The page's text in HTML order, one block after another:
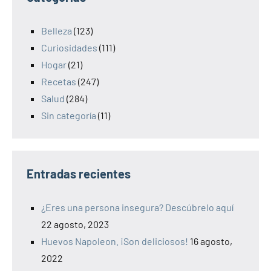
Belleza (123)
Curiosidades (111)
Hogar(21)
Recetas (247)
Salud (284)
Sin categoría (11)
Entradas recientes
¿Eres una persona insegura? Descúbrelo aquí
22 agosto, 2023
Huevos Napoleon. ¡Son deliciosos! 16 agosto,
2022